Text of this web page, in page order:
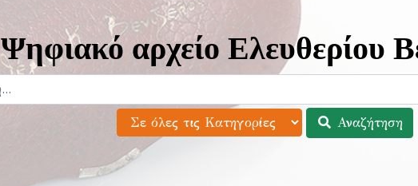
Ψηφιακό αρχείο Ελευθερίου
Αναζήτηση